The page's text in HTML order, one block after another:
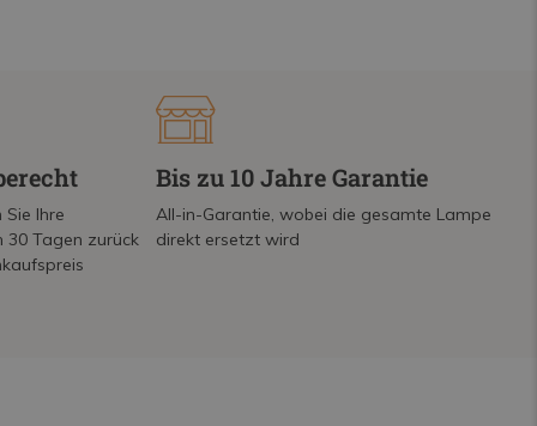
Sie Ihre
30 Tagen zurück
Bis zu 10 Jahre Garantie
All-in-Garantie, wobei die gesamte Lampe
direkt ersetzt wird